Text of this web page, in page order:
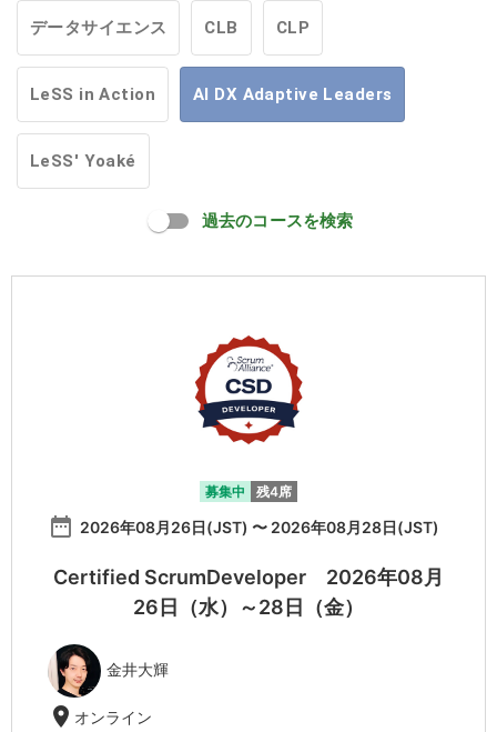
データサイエンス CLB CLP
LeSS in Action AI DX Adaptive Leaders
LeSS' Yoaké
過去のコースを検索
募集中 残4席
date_range 2026年08月26日(JST) 〜 2026年08月28日(JST)
Certified ScrumDeveloper 2026年08月
26日（水）～28日（金）
金井大輝
location_on オンライン